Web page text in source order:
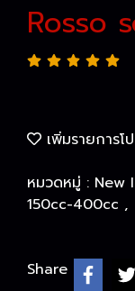
Rosso
เพิ่มรายการโ
หมวดหมู่ : New
150cc-400cc ,
Share